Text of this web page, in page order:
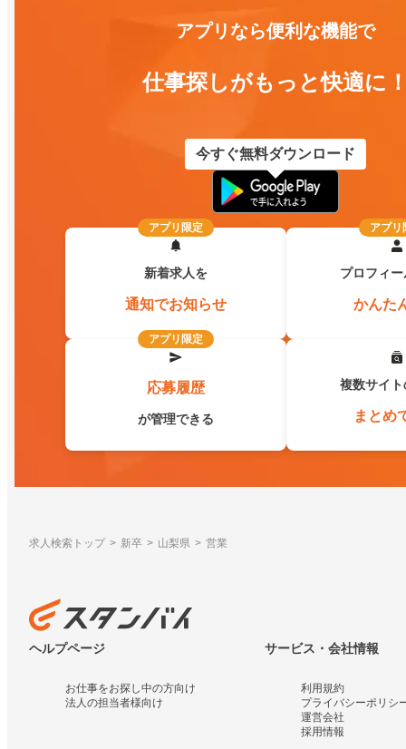
アプリなら便利な機能で
仕事探しがもっと快適に
今すぐ無料ダウンロード
アプリ限定
新着求人を
通知でお知らせ
アプリ
プロフィ
かんた
アプリ限定
応募履歴
が管理できる
複数サイ
まとめ
求人検索トップ 新卒 山梨県 営業
ヘルプページ
お仕事をお探し中の方向け
法人の担当者様向け
サービス・会社情報
利用規約
プライバシーポリシ
運営会社
採用情報